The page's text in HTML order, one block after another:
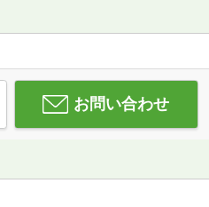
お問い合わせ